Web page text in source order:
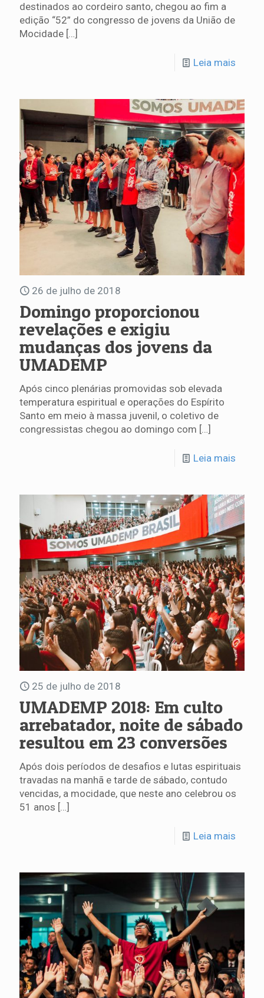
destinados ao cordeiro santo, chegou ao fim a
edição “52” do congresso de jovens da União de
Mocidade […]
Leia mais
26 de julho de 2018
Domingo proporcionou
revelações e exigiu
mudanças dos jovens da
UMADEMP
Após cinco plenárias promovidas sob elevada
temperatura espiritual e operações do Espírito
Santo em meio à massa juvenil, o coletivo de
congressistas chegou ao domingo com […]
Leia mais
25 de julho de 2018
UMADEMP 2018: Em culto
arrebatador, noite de sábado
resultou em 23 conversões
Após dois períodos de desafios e lutas espirituais
travadas na manhã e tarde de sábado, contudo
vencidas, a mocidade, que neste ano celebrou os
51 anos […]
Leia mais